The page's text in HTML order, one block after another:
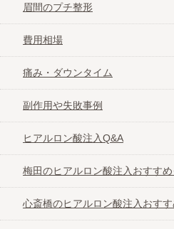
眉間のプチ整形
費用相場
痛み・ダウンタイム
副作用や失敗事例
ヒアルロン酸注入Q&A
梅田のヒアルロン酸注入おすす
心斎橋のヒアルロン酸注入おす